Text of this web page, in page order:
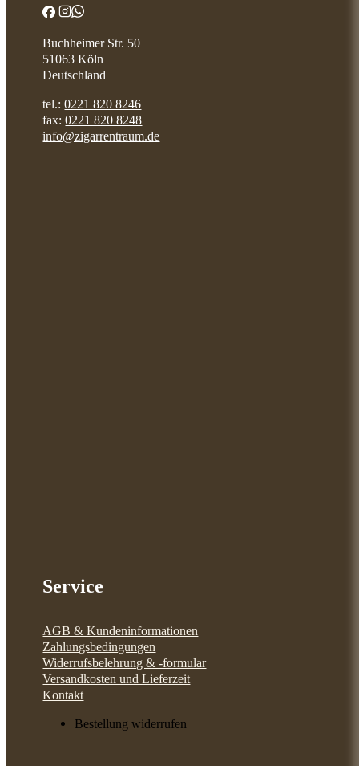
Buchheimer Str. 50
51063 Köln
Deutschland
tel.:0221 820 8246
fax:0221 820 8248
info@zigarrentraum.de
Service
AGB & Kundeninformationen
Zahlungsbedingungen
Widerrufsbelehrung & -formular
Versandkosten und Lieferzeit
Kontakt
Bestellung widerrufen